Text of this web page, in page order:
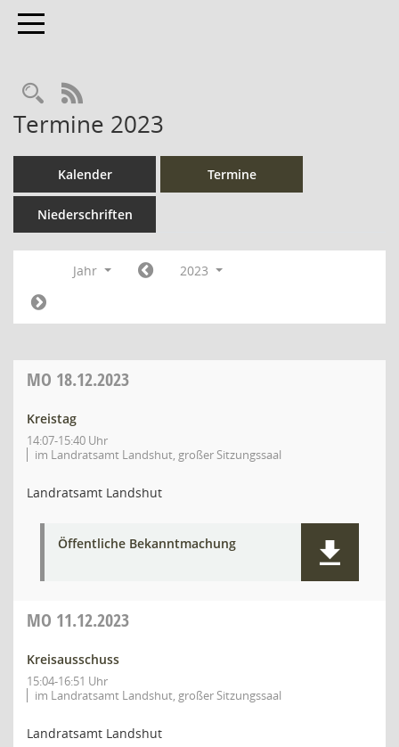
Toggle navigation
Rechercheauswahl
RSS-Feed
Termine 2023
Kalender Termine
Niederschriften
Jahr 2023
MO 18.12.2023
Kreistag
14:07-15:40 Uhr
im Landratsamt Landshut, großer Sitzungssaal
Landratsamt Landshut
Öffentliche Bekanntmachung
MO 11.12.2023
Kreisausschuss
15:04-16:51 Uhr
im Landratsamt Landshut, großer Sitzungssaal
Landratsamt Landshut